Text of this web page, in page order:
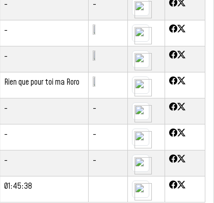
- -
-
-
Rien que pour toi ma Roro
- -
- -
- -
01:45:38